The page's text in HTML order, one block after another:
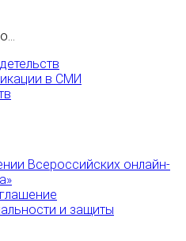
в СМИ
Всероссийских онлайн-
и защиты